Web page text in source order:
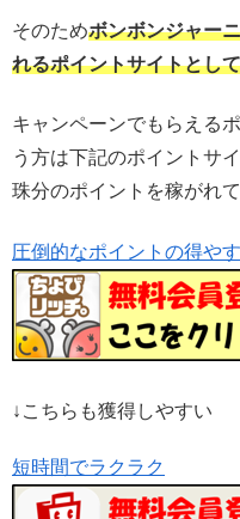
そのためボンボンジャー
れるポイントサイトとし
キャンペーンでもらえる
う方は下記のポイントサ
珠分のポイントを稼がれ
圧倒的なポイントの得やす
↓こちらも獲得しやすい
短時間でラクラク